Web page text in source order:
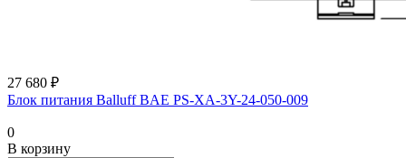
27 680 ₽
Блок питания Balluff BAE PS-XA-3Y-24-050-009
0
В корзину